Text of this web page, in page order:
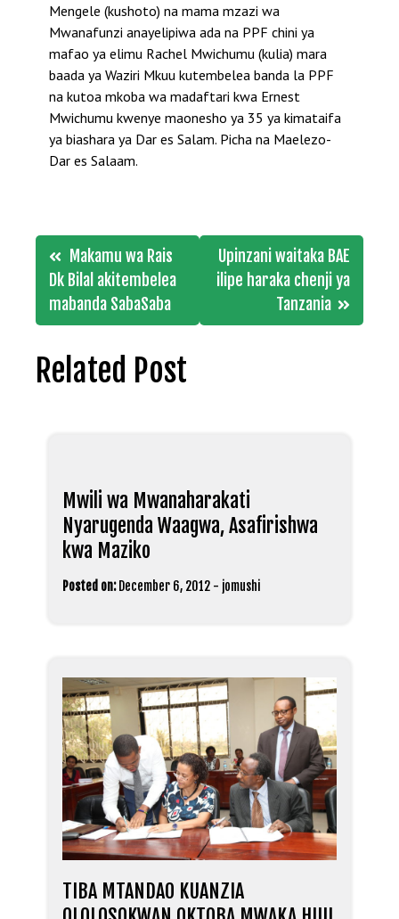
Mengele (kushoto) na mama mzazi wa
Mwanafunzi anayelipiwa ada na PPF chini ya
mafao ya elimu Rachel Mwichumu (kulia) mara
baada ya Waziri Mkuu kutembelea banda la PPF
na kutoa mkoba wa madaftari kwa Ernest
Mwichumu kwenye maonesho ya 35 ya kimataifa
ya biashara ya Dar es Salam. Picha na Maelezo-
Dar es Salaam.
Post
navigation
Makamu wa Rais
Dk Bilal akitembelea
mabanda SabaSaba
Upinzani waitaka BAE
ilipe haraka chenji ya
Tanzania
Related Post
Mwili wa Mwanaharakati
Nyarugenda Waagwa, Asafirishwa
kwa Maziko
Posted on: December 6, 2012 - jomushi
TIBA MTANDAO KUANZIA